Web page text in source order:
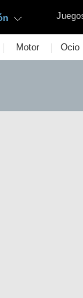
| Motor | Ocio